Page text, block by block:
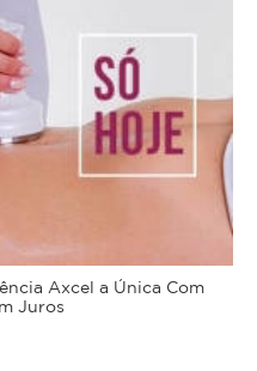
Axcel a Única Com
Juros